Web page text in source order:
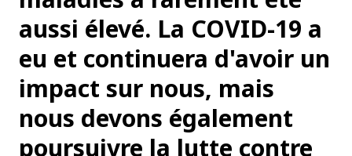
aussi élevé. La COVID-19 a
eu et continuera d'avoir un
impact sur nous, mais
nous devons également
poursuivre la lutte contre